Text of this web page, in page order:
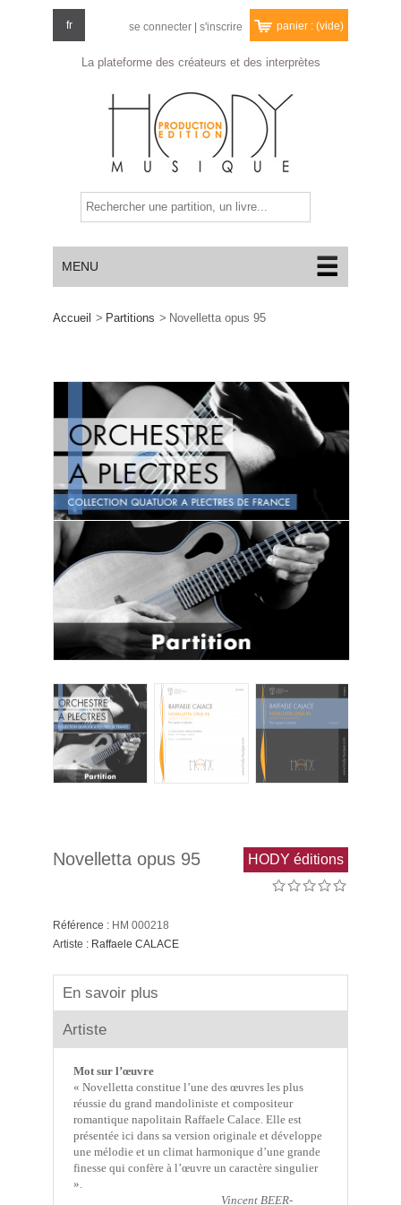
La plateforme des créateurs et des interprètes
fr se connecter s'inscrire panier : (vide)
MENU
Accueil > Partitions > Novelletta opus 95
Novelletta opus 95 HODY éditions
Référence : HM 000218
Artiste : Raffaele CALACE
En savoir plus
Artiste
Mot sur l’œuvre
« Novelletta constitue l’une des œuvres les plus
réussie du grand mandoliniste et compositeur
romantique napolitain Raffaele Calace. Elle est
présentée ici dans sa version originale et développe
une mélodie et un climat harmonique d’une grande
finesse qui confère à l’œuvre un caractère singulier
».
Vincent BEER-